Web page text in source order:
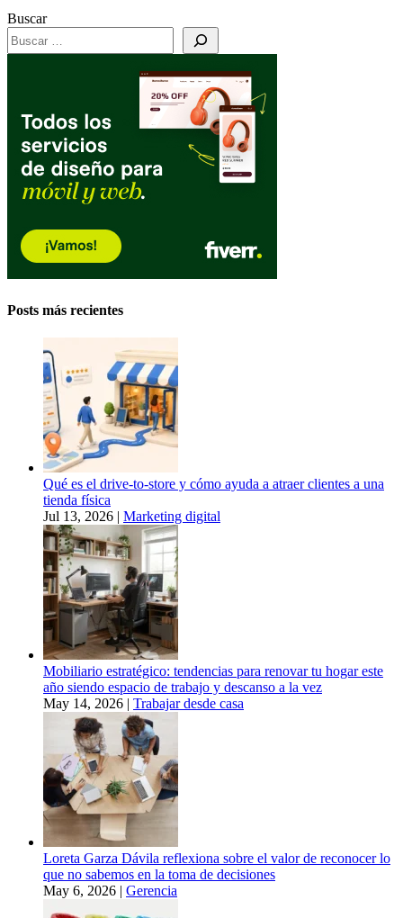
Buscar
Posts más recientes
Qué es el drive-to-store y cómo ayuda a atraer clientes a una
tienda física
Jul 13, 2026 | Marketing digital
Mobiliario estratégico: tendencias para renovar tu hogar este
año siendo espacio de trabajo y descanso a la vez
May 14, 2026 | Trabajar desde casa
Loreta Garza Dávila reflexiona sobre el valor de reconocer lo
que no sabemos en la toma de decisiones
May 6, 2026 | Gerencia